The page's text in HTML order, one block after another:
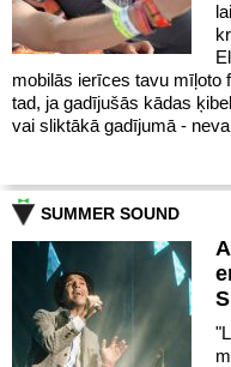
mobilās ierīces tavu mīļoto
tad, ja gadījušās kādas
vai sliktākā gadījumā -
SUMMER SOUND